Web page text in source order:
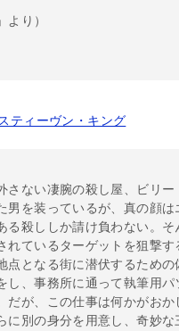
より）
ティーヴン・キング
さない凄腕の殺し屋、ビリ
男を装っているが、真の顔
る殺ししか請け負わない。
れているターゲットを狙撃
点となる街に潜伏するため
し、事務所に通って執筆用
だが、この仕事は何かがお
に別の身分を用意し、奇妙